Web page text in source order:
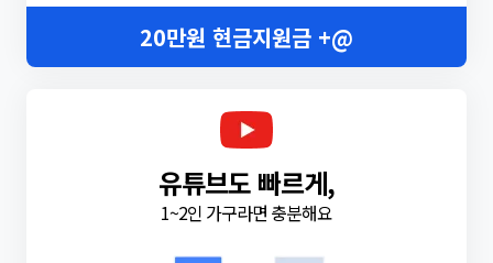
20만원 현금지원금 +@
유튜브도 빠르게,
1~2인 가구라면 충분해요